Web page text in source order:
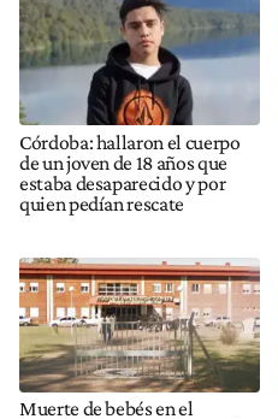
Córdoba: hallaron el cuerpo
de un joven de 18 años que
estaba desaparecido y por
quien pedían rescate
Muerte de bebés en el